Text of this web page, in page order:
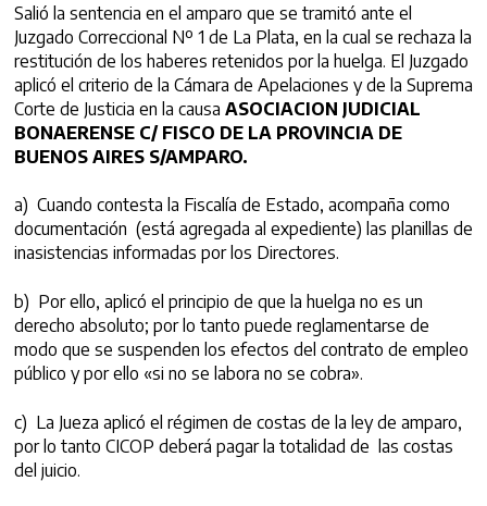
Salió la sentencia en el amparo que se tramitó ante el
Juzgado Correccional Nº 1 de La Plata, en la cual se rechaza la
restitución de los haberes retenidos por la huelga. El Juzgado
aplicó el criterio de la Cámara de Apelaciones y de la Suprema
Corte de Justicia en la causa ASOCIACION JUDICIAL
BONAERENSE C/ FISCO DE LA PROVINCIA DE
BUENOS AIRES S/AMPARO.
a) Cuando contesta la Fiscalía de Estado, acompaña como
documentación (está agregada al expediente) las planillas de
inasistencias informadas por los Directores.
b) Por ello, aplicó el principio de que la huelga no es un
derecho absoluto; por lo tanto puede reglamentarse de
modo que se suspenden los efectos del contrato de empleo
público y por ello «si no se labora no se cobra».
c) La Jueza aplicó el régimen de costas de la ley de amparo,
por lo tanto CICOP deberá pagar la totalidad de las costas
del juicio.